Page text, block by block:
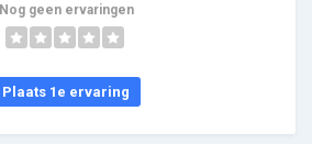
Nog geen ervaringen
Plaats 1e ervaring